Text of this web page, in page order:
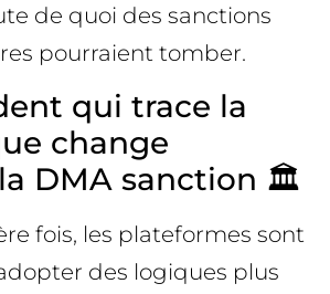
de quoi des sanctions
pourraient tomber.
qui trace la
change
DMA sanction 🏛️
fois, les plateformes sont
des logiques plus